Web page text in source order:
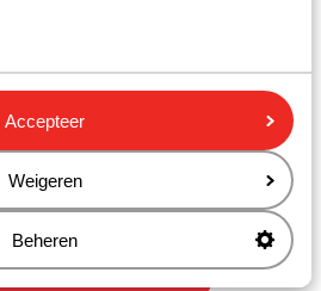
Accepteer
Weigeren
Beheren
ten aanzien van promotionele
uit de actie voortvloeiende
uitsluiting te worden
rechter te Rotterdam.
en betreffende actie is
toepassing.
wedstrijdpagina